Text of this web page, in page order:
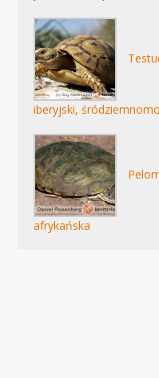
iberyjski,
afrykańska